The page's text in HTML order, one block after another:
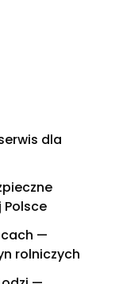
dla
Polsce
—
rolniczych